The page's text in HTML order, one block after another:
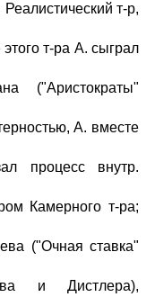
т-р,
т-ра А. сыграл
("Аристократы"
А. вместе
процесс внутр.
Камерного т-ра;
("Очная ставка"
и Дистлера),